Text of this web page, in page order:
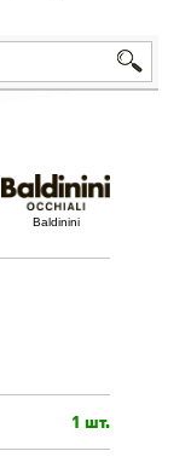
Baldinini
1 шт.